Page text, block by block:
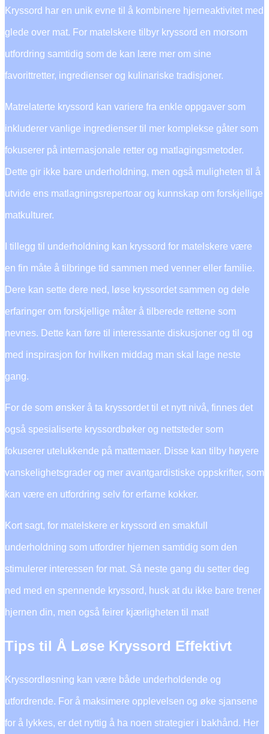
Kryssord har en unik evne til å kombinere hjerneaktivitet med
glede over mat. For matelskere tilbyr kryssord en morsom
utfordring samtidig som de kan lære mer om sine
favorittretter, ingredienser og kulinariske tradisjoner.
Matrelaterte kryssord kan variere fra enkle oppgaver som
inkluderer vanlige ingredienser til mer komplekse gåter som
fokuserer på internasjonale retter og matlagingsmetoder.
Dette gir ikke bare underholdning, men også muligheten til å
utvide ens matlagningsrepertoar og kunnskap om forskjellige
matkulturer.
I tillegg til underholdning kan kryssord for matelskere være
en fin måte å tilbringe tid sammen med venner eller familie.
Dere kan sette dere ned, løse kryssordet sammen og dele
erfaringer om forskjellige måter å tilberede rettene som
nevnes. Dette kan føre til interessante diskusjoner og til og
med inspirasjon for hvilken middag man skal lage neste
gang.
For de som ønsker å ta kryssordet til et nytt nivå, finnes det
også spesialiserte kryssordbøker og nettsteder som
fokuserer utelukkende på mattemaer. Disse kan tilby høyere
vanskelighetsgrader og mer avantgardistiske oppskrifter, som
kan være en utfordring selv for erfarne kokker.
Kort sagt, for matelskere er kryssord en smakfull
underholdning som utfordrer hjernen samtidig som den
stimulerer interessen for mat. Så neste gang du setter deg
ned med en spennende kryssord, husk at du ikke bare trener
hjernen din, men også feirer kjærligheten til mat!
Tips til Å Løse Kryssord Effektivt
Kryssordløsning kan være både underholdende og
utfordrende. For å maksimere opplevelsen og øke sjansene
for å lykkes, er det nyttig å ha noen strategier i bakhånd. Her